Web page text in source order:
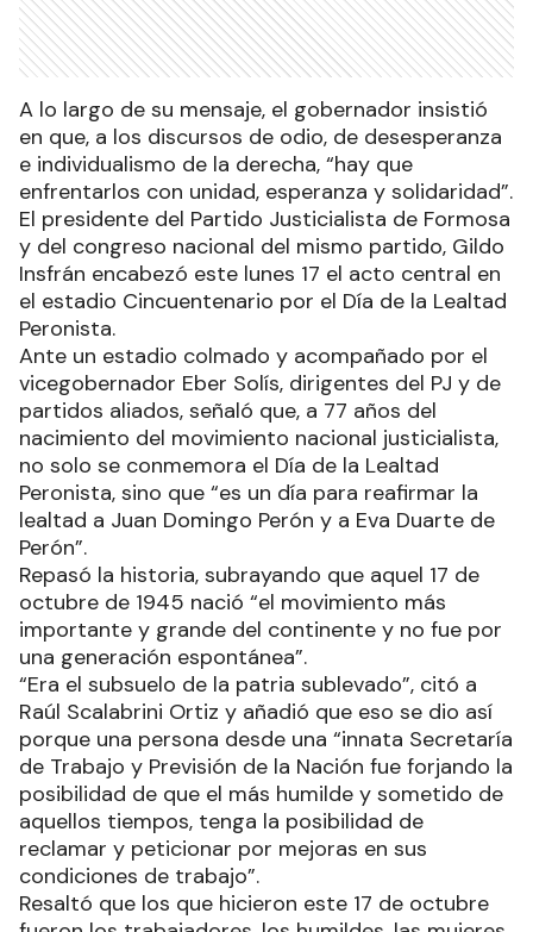
A lo largo de su mensaje, el gobernador insistió
en que, a los discursos de odio, de desesperanza
e individualismo de la derecha, “hay que
enfrentarlos con unidad, esperanza y solidaridad”.
El presidente del Partido Justicialista de Formosa
y del congreso nacional del mismo partido, Gildo
Insfrán encabezó este lunes 17 el acto central en
el estadio Cincuentenario por el Día de la Lealtad
Peronista.
Ante un estadio colmado y acompañado por el
vicegobernador Eber Solís, dirigentes del PJ y de
partidos aliados, señaló que, a 77 años del
nacimiento del movimiento nacional justicialista,
no solo se conmemora el Día de la Lealtad
Peronista, sino que “es un día para reafirmar la
lealtad a Juan Domingo Perón y a Eva Duarte de
Perón”.
Repasó la historia, subrayando que aquel 17 de
octubre de 1945 nació “el movimiento más
importante y grande del continente y no fue por
una generación espontánea”.
“Era el subsuelo de la patria sublevado”, citó a
Raúl Scalabrini Ortiz y añadió que eso se dio así
porque una persona desde una “innata Secretaría
de Trabajo y Previsión de la Nación fue forjando la
posibilidad de que el más humilde y sometido de
aquellos tiempos, tenga la posibilidad de
reclamar y peticionar por mejoras en sus
condiciones de trabajo”.
Resaltó que los que hicieron este 17 de octubre